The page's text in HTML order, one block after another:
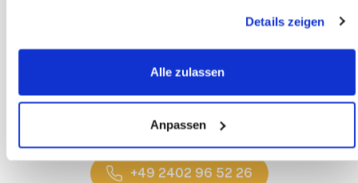
Details zeigen
Alle zulassen
Anpassen
KONTAKT
Kontaktdetails
+49 2402 96 52 26